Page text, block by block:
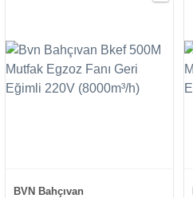
BVN Bahçıvan